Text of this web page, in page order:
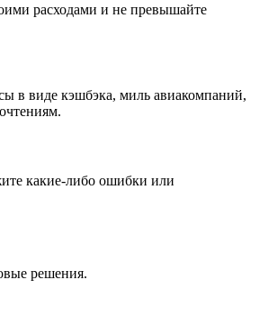
расходами и не превышайте
в виде кэшбэка, миль авиакомпаний,
какие-либо ошибки или
решения.